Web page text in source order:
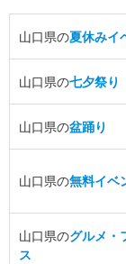
山口県の夏休みイ
山口県の七夕祭り
山口県の盆踊り
山口県の無料イベ
山口県のグルメ・
ス